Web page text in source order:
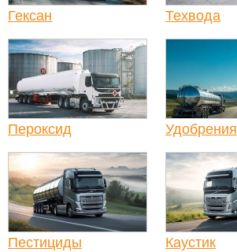
Гексан Техвода
Пероксид Удобрения
Пестициды Каустик